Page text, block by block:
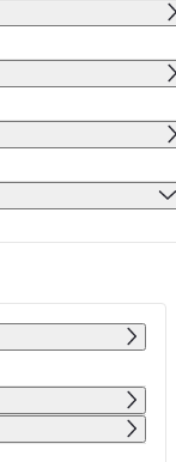
SO NE